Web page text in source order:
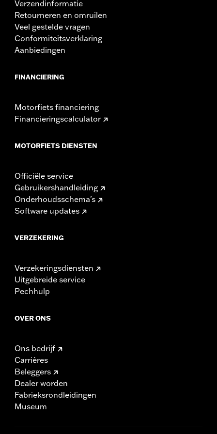
Verzendinformatie
Retourneren en omruilen
Veel gestelde vragen
Conformiteitsverklaring
Aanbiedingen
FINANCIERING
Motorfiets financiering
Financieringscalculator
MOTORFIETS DIENSTEN
Officiële service
Gebruikershandleiding
Onderhoudsschema's
Software updates
VERZEKERING
Verzekeringsdiensten
Uitgebreide service
Pechhulp
OVER ONS
Ons bedrijf
Carrières
Beleggers
Dealer worden
Fabrieksrondleidingen
Museum